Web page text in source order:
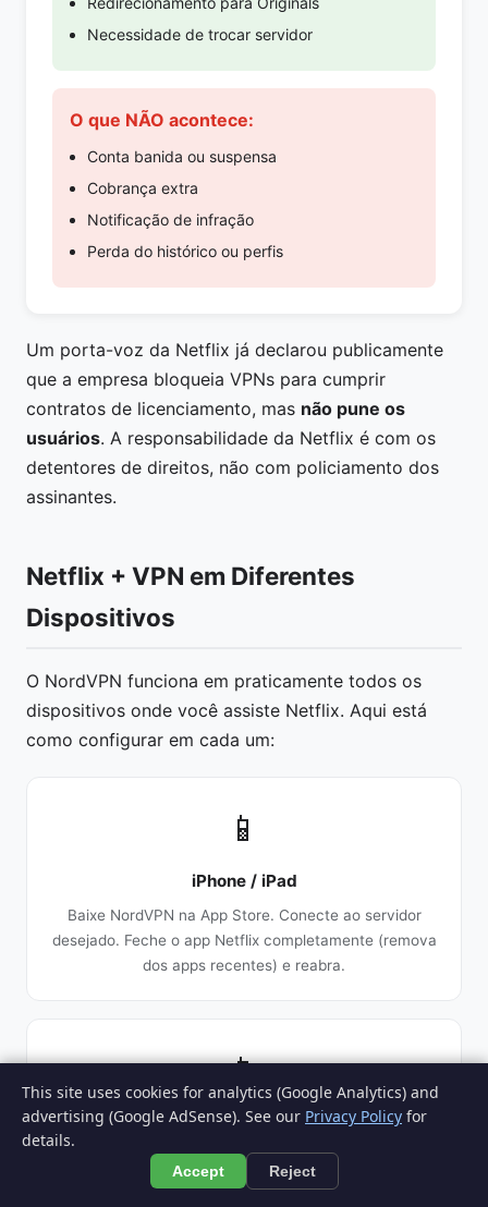
Necessidade de trocar servidor
O que NÃO acontece:
Conta banida ou suspensa
Cobrança extra
Notificação de infração
Perda do histórico ou perfis
Um porta-voz da Netflix já declarou publicamente
que a empresa bloqueia VPNs para cumprir
contratos de licenciamento, mas não pune os
usuários. A responsabilidade da Netflix é com os
detentores de direitos, não com policiamento dos
assinantes.
Netflix + VPN em Diferentes
Dispositivos
O NordVPN funciona em praticamente todos os
dispositivos onde você assiste Netflix. Aqui está
como configurar em cada um:
📱
iPhone / iPad
Baixe NordVPN na App Store. Conecte ao servidor
desejado. Feche o app Netflix completamente (remova
dos apps recentes) e reabra.
📱
Android
Baixe NordVPN no Google Play. Conecte ao servidor.
Force parada no app Netflix (Configurações > Apps >
This site uses cookies for analytics (Google Analytics) and
advertising (Google AdSense). See our Privacy Policy for
details.
Accept Reject